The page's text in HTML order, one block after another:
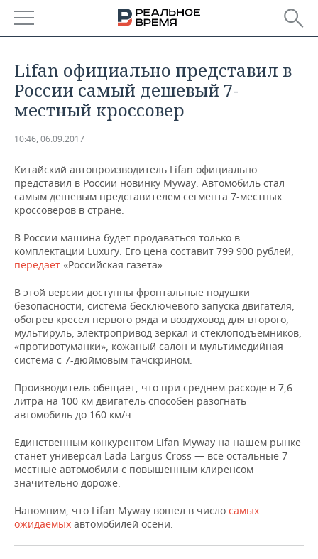
БАШКОРТОСТАН
ТАТАРСТАН
НОВОСТИ
АНАЛИТИКА
ДЕКЛАРАЦИИ О ДОХОДАХ
КОРОЛИ ГОСЗАКАЗА ПФО
ВУЗЫ ТАТАРСТАНА
ТОРГОВЫЕ ЦЕНТРЫ
ТАТАРСТАНА
НОВОСТИ ЭКОНОМИКИ
ФИНАНСЫ
БАНКИ
ИНВЕСТИЦИИ
ПРОМЫШЛЕННОСТЬ
НОВОСТИ
АГРОПРОМ
МАШИНОСТРОЕНИЕ
НЕФТЕХИМИЯ
НЕФТЬ
ОПК
ЭНЕРГЕТИКА
НЕДВИЖИМОСТЬ
НОВОСТИ НЕДВИЖИМОСТИ
АВТО
НОВОСТИ БИЗНЕСА
РОЗНИЧНАЯ ТОРГОВЛЯ
УСЛУГИ
ТЕХНОЛОГИИ
НОВОСТИ ТЕХНОЛОГИЙ
МЕДИА
ТЕЛЕКОММУНИКАЦИИ
МЕРОПРИЯТИЯ
ВЫЕЗДНАЯ РЕДАКЦИЯ
БИЗНЕС-БРАНЧИ
ONLINE-КОНФЕРЕНЦИИ
ОТКРЫТАЯ ЛЕКЦИЯ
НОВОСТИ СПОРТА
ФУТБОЛ
ХОККЕЙ
БАСКЕТБОЛ
ОБЩЕСТВО
НОВОСТИ ОБЩЕСТВА
ВЛАСТЬ
ИНФРАСТРУКТУРА
ФОТОГАЛЕРЕЯ
СЮЖЕТЫ
СПРАВОЧНИК
ПОЛНАЯ ВЕРСИЯ
Lifan официально представил в
России самый дешевый 7-
местный кроссовер
10:46, 06.09.2017
Китайский автопроизводитель Lifan официально
представил в России новинку Myway. Автомобиль стал
самым дешевым представителем сегмента 7-местных
кроссоверов в стране.
В России машина будет продаваться только в
комплектации Luxury. Его цена составит 799 900 рублей,
передает «Российская газета».
В этой версии доступны фронтальные подушки
безопасности, система бесключевого запуска двигателя,
обогрев кресел первого ряда и воздуховод для второго,
мультируль, электропривод зеркал и стеклоподъемников,
«противотуманки», кожаный салон и мультимедийная
система с 7-дюймовым тачскрином.
Производитель обещает, что при среднем расходе в 7,6
литра на 100 км двигатель способен разогнать
автомобиль до 160 км/ч.
Единственным конкурентом Lifan Myway на нашем рынке
станет универсал Lada Largus Cross — все остальные 7-
местные автомобили с повышенным клиренсом
значительно дороже.
Напомним, что Lifan Myway вошел в число самых
ожидаемых автомобилей осени.